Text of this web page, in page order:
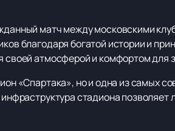
матч между московскими
благодаря богатой истории и
атмосферой и комфортом для
«Спартака», но и одна из самых
стадиона позволяет